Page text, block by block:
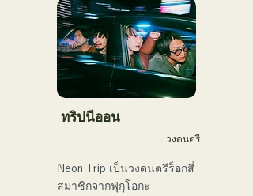
ทริปนีออน
วงดนตรี
Neon Trip เป็นวงดนตรีร็อกสี่
สมาชิกจากฟุกุโอกะ